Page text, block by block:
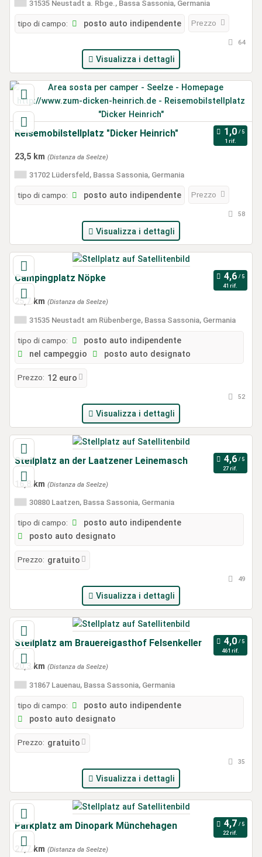
31535 Neustadt a. Rbge., Bassa Sassonia, Germania
tipo di campo: posto auto indipendente Prezzo
64
Visualizza i dettagli
Reisemobilstellplatz "Dicker Heinrich"
1 rif.
23,5 km (Distanza da Seelze)
31702 Lüdersfeld, Bassa Sassonia, Germania
tipo di campo: posto auto indipendente Prezzo
58
Visualizza i dettagli
Campingplatz Nöpke
41 rif.
25,7 km (Distanza da Seelze)
31535 Neustadt am Rübenberge, Bassa Sassonia, Germania
tipo di campo:
posto auto indipendente
nel campeggio
posto auto designato
Prezzo: 12 euro
52
Visualizza i dettagli
Stellplatz an der Laatzener Leinemasch
27 rif.
16,8 km (Distanza da Seelze)
30880 Laatzen, Bassa Sassonia, Germania
tipo di campo:
posto auto indipendente
posto auto designato
Prezzo: gratuito
49
Visualizza i dettagli
Stellplatz am Brauereigasthof Felsenkeller
461 rif.
20,3 km (Distanza da Seelze)
31867 Lauenau, Bassa Sassonia, Germania
tipo di campo:
posto auto indipendente
posto auto designato
Prezzo: gratuito
35
Visualizza i dettagli
Parkplatz am Dinopark Münchehagen
22 rif.
27,7 km (Distanza da Seelze)